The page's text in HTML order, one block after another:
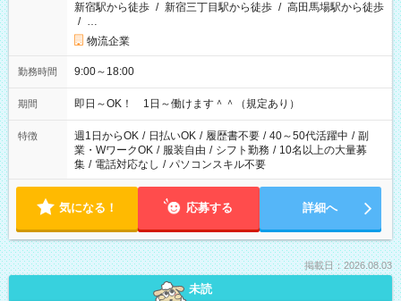
新宿駅から徒歩 / 新宿三丁目駅から徒歩 / 高田馬場駅から徒歩
/ …
物流企業
勤務時間 9:00～18:00
期間 即日～OK！ 1日～働けます＾＾（規定あり）
特徴 週1日からOK / 日払いOK / 履歴書不要 / 40～50代活躍中 / 副
業・WワークOK / 服装自由 / シフト勤務 / 10名以上の大量募
集 / 電話対応なし / パソコンスキル不要
気になる！ 応募する 詳細へ
掲載日：2026.08.03
未読